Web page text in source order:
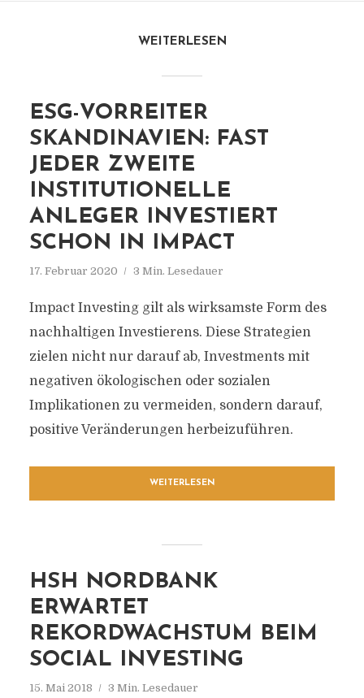
WEITERLESEN
ESG-VORREITER
SKANDINAVIEN: FAST
JEDER ZWEITE
INSTITUTIONELLE
ANLEGER INVESTIERT
SCHON IN IMPACT
17. Februar 2020 3 Min. Lesedauer
Impact Investing gilt als wirksamste Form des
nachhaltigen Investierens. Diese Strategien
zielen nicht nur darauf ab, Investments mit
negativen ökologischen oder sozialen
Implikationen zu vermeiden, sondern darauf,
positive Veränderungen herbeizuführen.
WEITERLESEN
HSH NORDBANK
ERWARTET
REKORDWACHSTUM BEIM
SOCIAL INVESTING
15. Mai 2018 3 Min. Lesedauer